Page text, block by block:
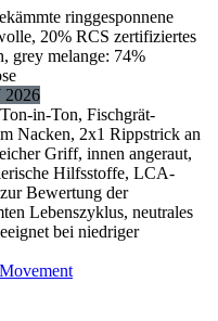
ringgesponnene
20% RCS zertifiziertes
grey melange: 74%
2026
in-Ton, Fischgrät-
Nacken, 2x1 Rippstrick an
Griff, innen angeraut,
Hilfsstoffe, LCA-
Bewertung der
Lebenszyklus, neutrales
bei niedriger